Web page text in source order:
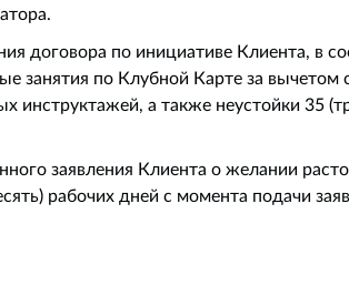
договора по инициативе Клиента, в
занятия по Клубной Карте за вычетом
инструктажей, а также неустойки 35
заявления Клиента о желании
рабочих дней с момента подачи